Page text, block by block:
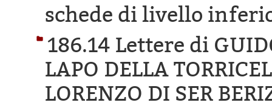
schede di livello
186.14 Lettere di
LAPO DELLA
LORENZO DI SER